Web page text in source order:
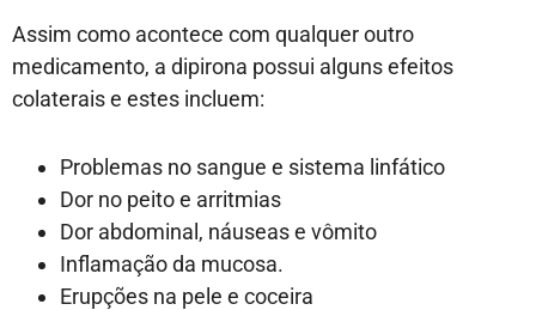
Assim como acontece com qualquer outro
medicamento, a dipirona possui alguns efeitos
colaterais e estes incluem:
Problemas no sangue e sistema linfático
Dor no peito e arritmias
Dor abdominal, náuseas e vômito
Inflamação da mucosa.
Erupções na pele e coceira